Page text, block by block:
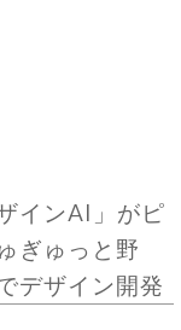
インAI」がピ
ぎゅっと野
デザイン開発